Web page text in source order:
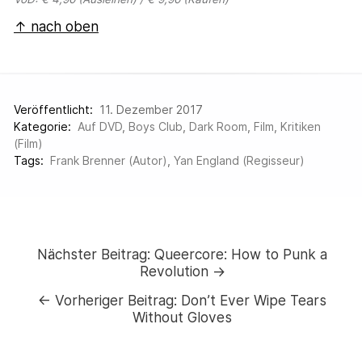
↑ nach oben
Veröffentlicht: 11. Dezember 2017
Kategorie: Auf DVD ,Boys Club ,Dark Room ,Film ,Kritiken
(Film)
Tags: Frank Brenner (Autor) ,Yan England (Regisseur)
Nächster Beitrag:Queercore: How to Punk a
Revolution →
←Vorheriger Beitrag: Don’t Ever Wipe Tears
Without Gloves